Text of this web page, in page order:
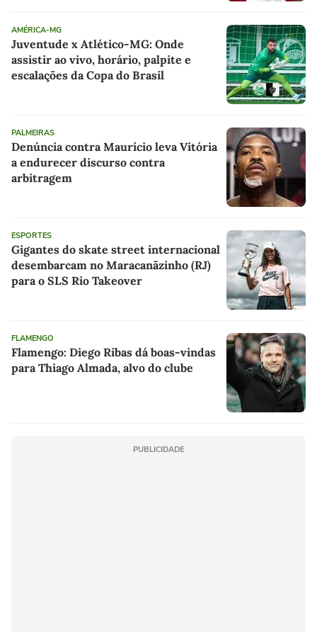
AMÉRICA-MG
Juventude x Atlético-MG: Onde
assistir ao vivo, horário, palpite e
escalações da Copa do Brasil
PALMEIRAS
Denúncia contra Maurício leva Vitória
a endurecer discurso contra
arbitragem
ESPORTES
Gigantes do skate street internacional
desembarcam no Maracanãzinho (RJ)
para o SLS Rio Takeover
FLAMENGO
Flamengo: Diego Ribas dá boas-vindas
para Thiago Almada, alvo do clube
PUBLICIDADE